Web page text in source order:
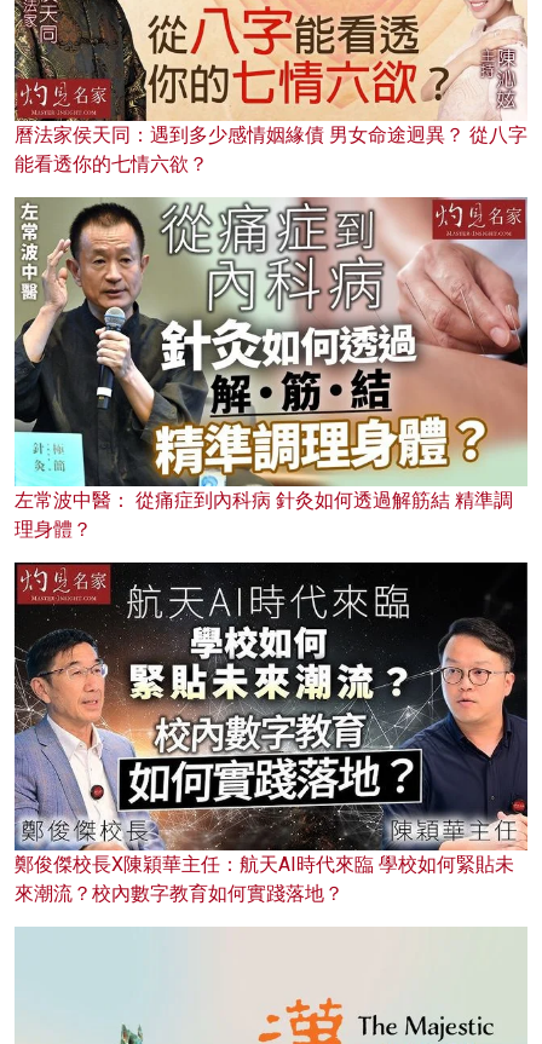
曆法家侯天同：遇到多少感情姻緣債 男女命途迥異？ 從八字
能看透你的七情六欲？
左常波中醫： 從痛症到內科病 針灸如何透過解筋結 精準調
理身體？
鄭俊傑校長X陳穎華主任：航天AI時代來臨 學校如何緊貼未
來潮流？校內數字教育如何實踐落地？